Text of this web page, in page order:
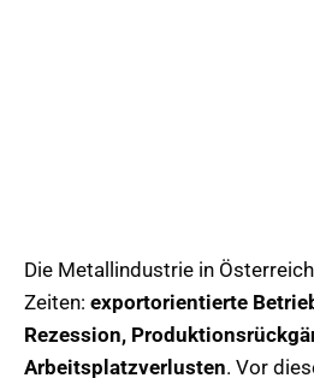
Die Metallindustrie in
Zeiten: exportorientierte
Rezession,
Arbeitsplatzverlusten. Vor